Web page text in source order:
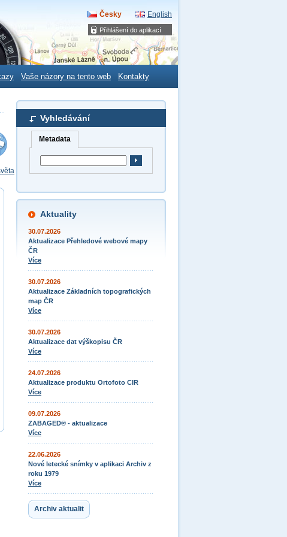
Přihlášení do aplikací
Česky English
Vaše názory na tento web Kontakty
Vyhledávání
Metadata
Aktuality
30.07.2026
Aktualizace Přehledové webové mapy
ČR
Více
30.07.2026
Aktualizace Základních topografických
map ČR
Více
30.07.2026
Aktualizace dat výškopisu ČR
Více
24.07.2026
Aktualizace produktu Ortofoto CIR
Více
09.07.2026
ZABAGED® - aktualizace
Více
22.06.2026
Nové letecké snímky v aplikaci Archiv z
roku 1979
Více
Archiv aktualit